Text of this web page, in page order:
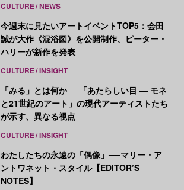
CULTURE NEWS
今週末に見たいアートイベントTOP5：会田
誠が大作《混浴図》を公開制作、ピーター・
ハリーが新作を発表
CULTURE INSIGHT
「みる」とは何か──「あたらしい目 ― モネ
と21世紀のアート」の現代アーティストたち
が示す、異なる視点
CULTURE INSIGHT
わたしたちの永遠の「偶像」──マリー・ア
ントワネット・スタイル【EDITOR’S
NOTES】